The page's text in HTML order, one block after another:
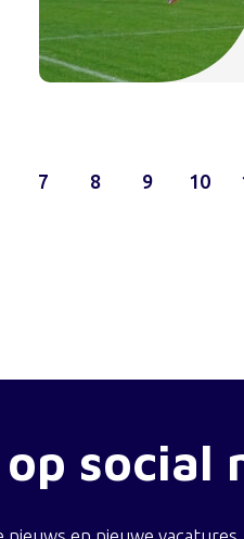
7 8 9 10
social